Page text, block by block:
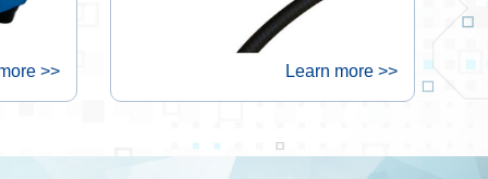
>> Learn more >>